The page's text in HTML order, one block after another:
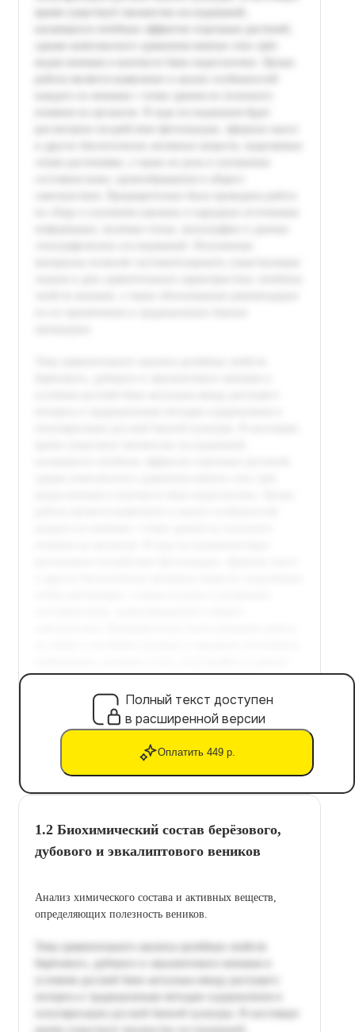
Полный текст доступен
в расширенной версии
Оплатить 449 р.
1.2 Биохимический состав берёзового,
дубового и эвкалиптового веников
Анализ химического состава и активных веществ,
определяющих полезность веников.